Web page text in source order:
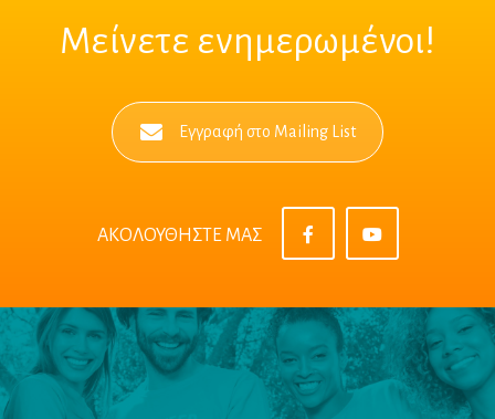
Μείνετε ενημερωμένοι!
Εγγραφή στο Mailing List
ΑΚΟΛΟΥΘΗΣΤΕ ΜΑΣ